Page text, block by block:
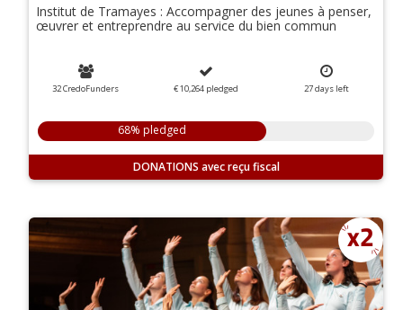
Institut de Tramayes : Accompagner des jeunes à penser,
œuvrer et entreprendre au service du bien commun
32 CredoFunders € 10,264 pledged 27daysleft
68% pledged
DONATIONS